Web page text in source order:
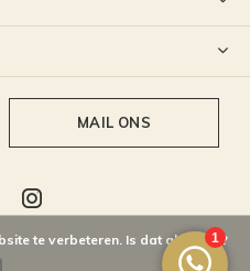
MAIL ONS
te verbeteren. Is dat akkoord?